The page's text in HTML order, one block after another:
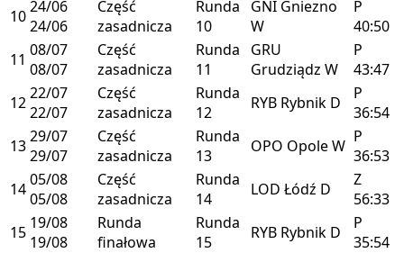
1024/06
24/06
Część
zasadnicza
Runda
10
GNI Gniezno
W
P
40:50
11 08/07
08/07
Część
zasadnicza
Runda
11
GRU
Grudziądz W
P
43:47
1222/07
22/07
Część
zasadnicza
Runda
12
RYB Rybnik D
P
36:54
1329/07
29/07
Część
zasadnicza
Runda
13
OPO OpoleW P
36:53
1405/08
05/08
Część
zasadnicza
Runda
14
LOD Łódź D
Z
56:33
15 19/08
19/08
Runda
finałowa
Runda
15
RYB Rybnik D
P
35:54